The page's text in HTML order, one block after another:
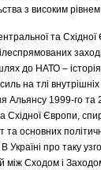
з високим
та
до НАТО –
на тлі
Альянсу 1999-го та
Східної Європи,
та основних
Україні про таку
між Сходом і